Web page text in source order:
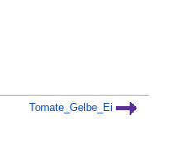
Tomate_Gelbe_Ei